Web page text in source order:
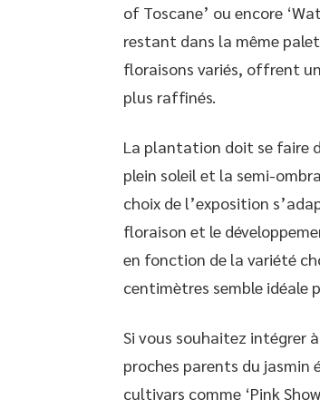
of Toscane’ ou encore
restant dans la même
floraisons variés, offrent
plus raffinés.
La plantation doit se faire
plein soleil et la semi-
choix de l’exposition
floraison et le
en fonction de la variété
centimètres semble idéale
Si vous souhaitez intégrer
proches parents du jasmin
cultivars comme ‘Pink